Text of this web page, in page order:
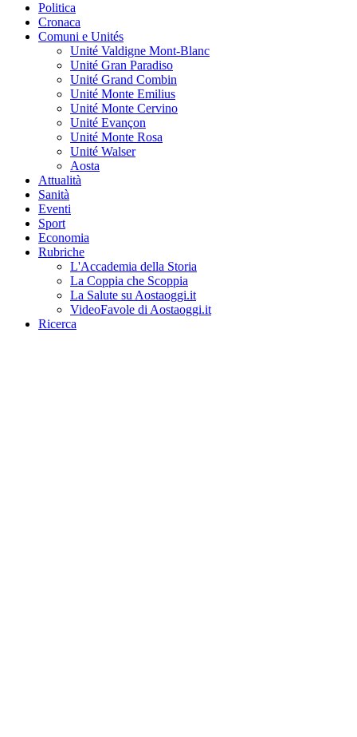
Politica
Cronaca
Comuni e Unités
Unité Valdigne Mont-Blanc
Unité Gran Paradiso
Unité Grand Combin
Unité Monte Emilius
Unité Monte Cervino
Unité Evançon
Unité Monte Rosa
Unité Walser
Aosta
Attualità
Sanità
Eventi
Sport
Economia
Rubriche
L'Accademia della Storia
La Coppia che Scoppia
La Salute su Aostaoggi.it
VideoFavole di Aostaoggi.it
Ricerca